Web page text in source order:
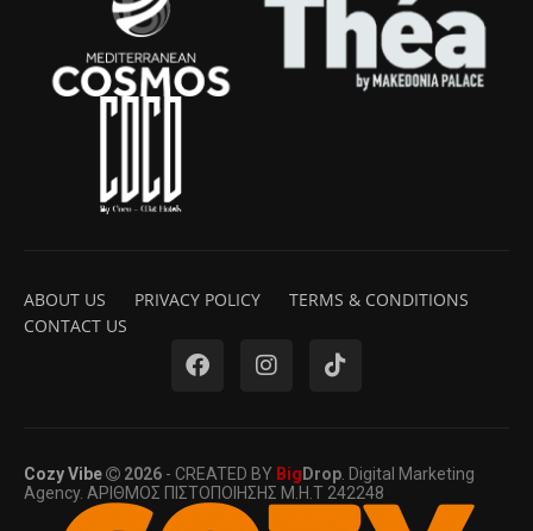
ABOUT US PRIVACY POLICY
TERMS & CONDITIONS
CONTACT US
Cozy Vibe 2026 - CREATED BY Big Drop . Digital Marketing
Agency. ΑΡΙΘΜΟΣ ΠΙΣΤΟΠΟΙΗΣΗΣ Μ.Η.Τ 242248